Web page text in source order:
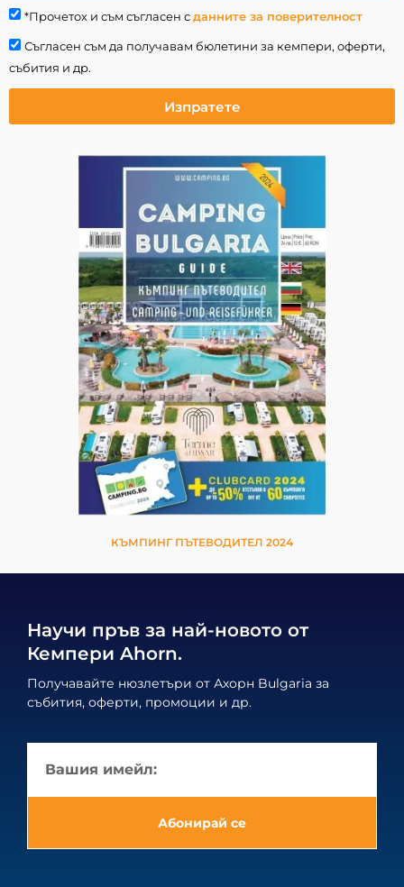
*Прочетох и съм съгласен сданните за поверителност
Съгласен съм да получавам бюлетини за кемпери, оферти,
събития и др.
Изпратете
КЪМПИНГ ПЪТЕВОДИТЕЛ 2024
Научи пръв за най-новото от
Кемпери Ahorn.
Получавайте нюзлетъри от Ахорн Bulgaria за
събития, оферти, промоции и др.
Абонирай се